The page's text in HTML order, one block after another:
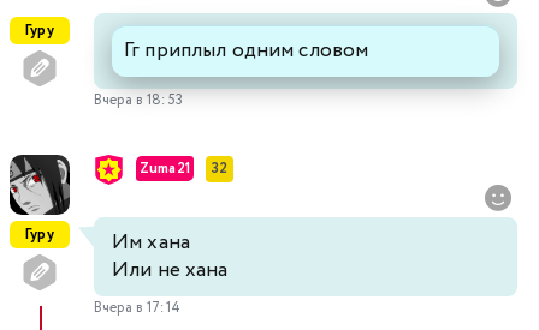
Гуру
Гг приплыл одним словом
Вчера в 18:53
Гуру
Zuma21 32
Им хана
Или не хана
Вчера в 17:14